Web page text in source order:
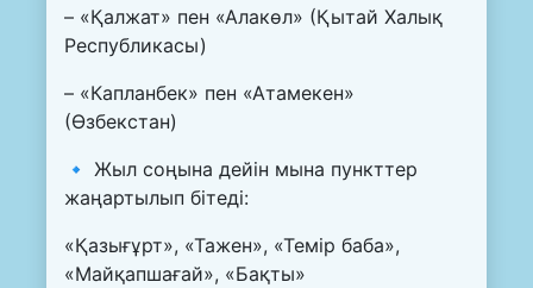
– «Қалжат» пен «Алакөл» (Қытай Халық
Республикасы)
– «Капланбек» пен «Атамекен»
(Өзбекстан)
🔹 Жыл соңына дейін мына пункттер
жаңартылып бітеді:
«Қазығұрт», «Тажен», «Темір баба»,
«Майқапшағай», «Бақты»